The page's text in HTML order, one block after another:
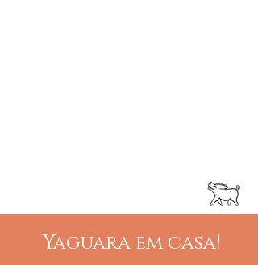
Yaguara em casa!